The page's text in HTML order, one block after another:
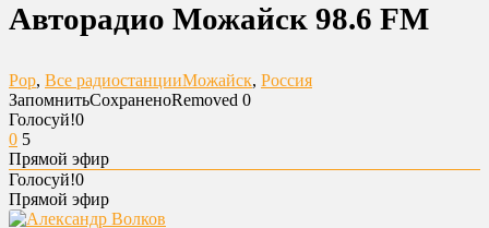
Авторадио Можайск 98.6 FM
Pop, Все радиостанцииМожайск, Россия
ЗапомнитьСохраненоRemoved 0
Голосуй!0
0 5
Прямой эфир
Голосуй!0
Прямой эфир